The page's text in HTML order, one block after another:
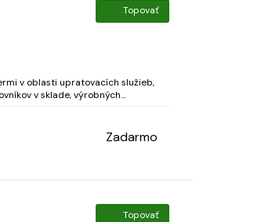
Topovať
v oblasti upratovacích služieb,
v sklade, výrobných
Zadarmo
Topovať